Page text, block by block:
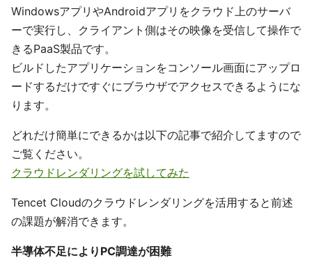
WindowsアプリやAndroidアプリをクラウド上のサーバ
ーで実行し、クライアント側はその映像を受信して操作で
きるPaaS製品です。
ビルドしたアプリケーションをコンソール画面にアップロ
ードするだけですぐにブラウザでアクセスできるようにな
ります。
どれだけ簡単にできるかは以下の記事で紹介してますので
ご覧ください。
クラウドレンダリングを試してみた
Tencet Cloudのクラウドレンダリングを活用すると前述
の課題が解消できます。
半導体不足によりPC調達が困難